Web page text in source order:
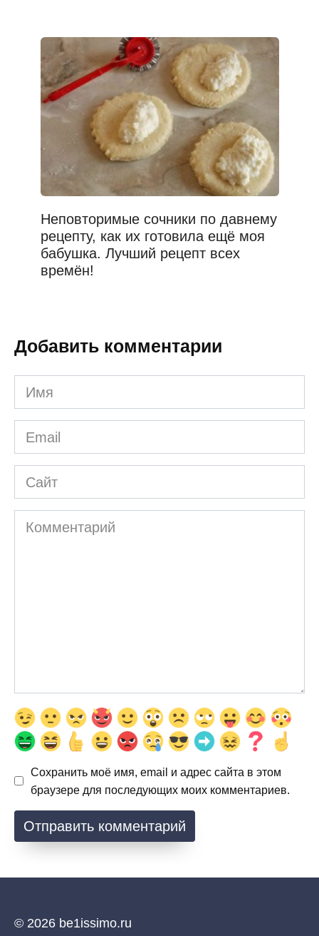
Неповторимые сочники по давнему
рецепту, как их готовила ещё моя
бабушка. Лучший рецепт всех
времён!
Добавить комментарии
Имя
*
Email
*
Сайт
Комментарий
Сохранить моё имя, email и адрес сайта в этом
браузере для последующих моих комментариев.
© 2026 be1issimo.ru